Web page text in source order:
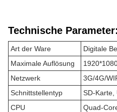
Technische Parameter:
Art der Ware
Digitale
Maximale Auflösung
Netzwerk
3G/4G/
Schnittstellentyp
SD-Karte,
CPU
Quad-